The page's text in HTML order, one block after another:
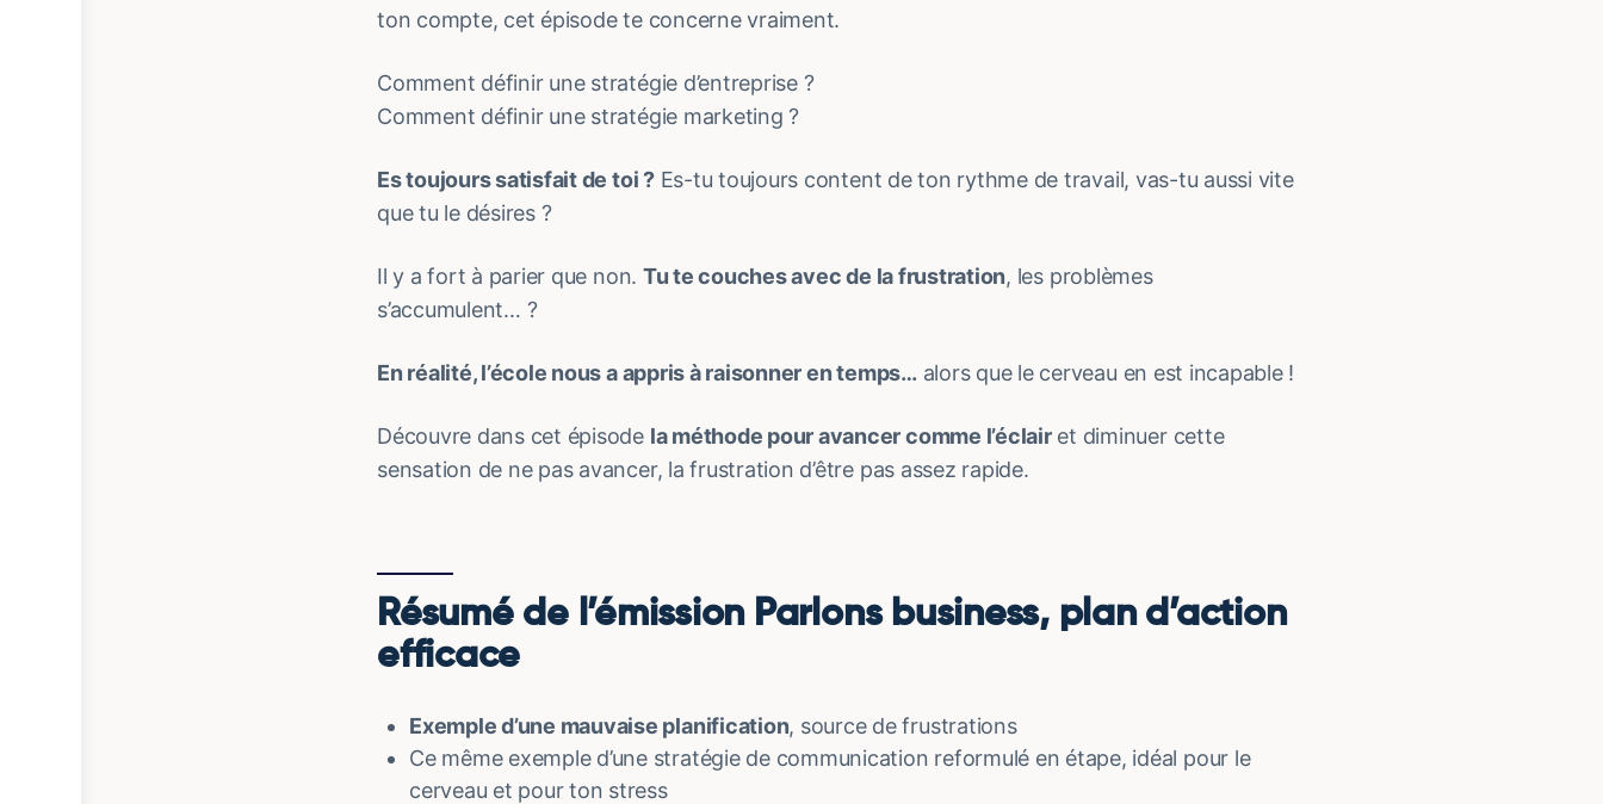
ton compte, cet épisode te concerne vraiment.
Comment définir une stratégie d’entreprise ?
Comment définir une stratégie marketing ?
Es toujours satisfait de toi ?Es-tu toujours content de ton rythme de travail, vas-tu aussi vite
que tu le désires ?
Il y a fort à parier que non. Tu te couches avec de la frustration, les problèmes
s’accumulent… ?
En réalité, l’école nous a appris à raisonner en temps…alors que le cerveau en est incapable !
Découvre dans cet épisode la méthode pour avancer comme l’éclairet diminuer cette
sensation de ne pas avancer, la frustration d’être pas assez rapide.
Résumé de l’émission Parlons business, plan d’action
efficace
Exemple d’une mauvaise planification, source de frustrations
Ce même exemple d’une stratégie de communication reformulé en étape, idéal pour le
cerveau et pour ton stress